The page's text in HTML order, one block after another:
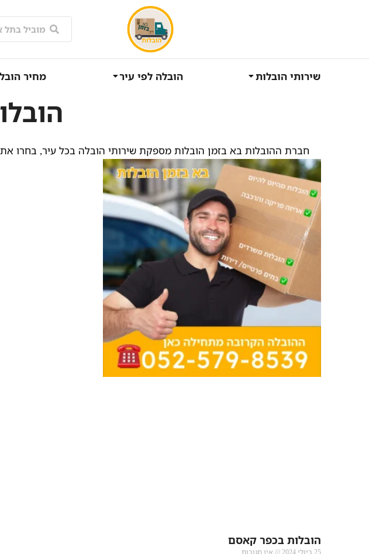
שירותי הובלות הובלה לפי עיר מחיר
חברת ההובלות בא בזמן הובלות מספקת שירותי הובלה בכל עיר, בחרו
הובלות בכפר קאסם
25 ביולי 2024 אין תגובות